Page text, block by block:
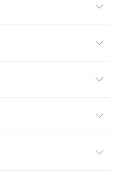
ー用品卸問屋 ニューフロンテ
ア